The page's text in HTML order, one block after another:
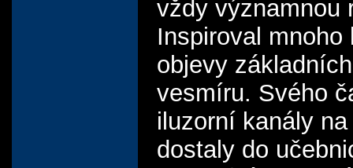
vždy významnou
Inspiroval mnoho
objevy
vesmíru. Svého
iluzorní kanály
dostaly do